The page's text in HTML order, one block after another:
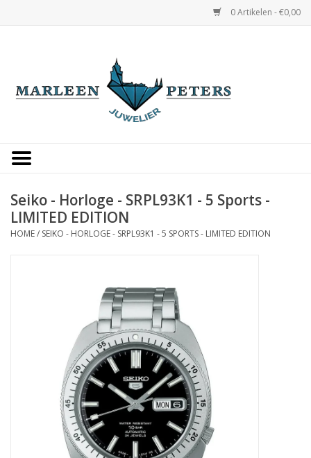
0 Artikelen - €0,00
Occasions
Merken
Cadeaukaarten
Seiko - Horloge - SRPL93K1 - 5 Sports -
LIMITED EDITION
HOME/ SEIKO - HORLOGE - SRPL93K1 - 5 SPORTS - LIMITED EDITION